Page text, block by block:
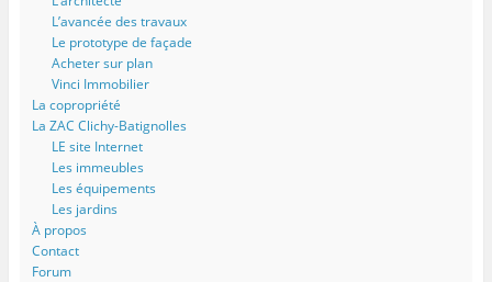
L’avancée des travaux
Le prototype de façade
Acheter sur plan
Vinci Immobilier
La copropriété
La ZAC Clichy-Batignolles
LE site Internet
Les immeubles
Les équipements
Les jardins
À propos
Contact
Forum